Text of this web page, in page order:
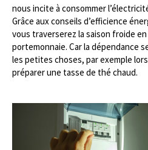
nous incite à consommer
Grâce aux conseils d’efficience
vous traverserez la saison froide
portemonnaie. Car la dépendance
les petites choses, par exemple
préparer une tasse de thé chaud.